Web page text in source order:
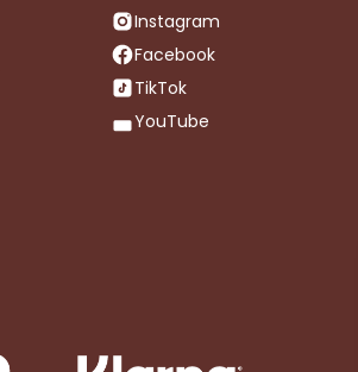
Instagram
Facebook
TikTok
YouTube